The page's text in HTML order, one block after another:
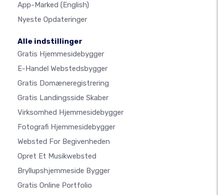
App-Marked (English)
Nyeste Opdateringer
Alle indstillinger
Gratis Hjemmesidebygger
E-Handel Webstedsbygger
Gratis Domæneregistrering
Gratis Landingsside Skaber
Virksomhed Hjemmesidebygger
Fotografi Hjemmesidebygger
Websted For Begivenheden
Opret Et Musikwebsted
Bryllupshjemmeside Bygger
Gratis Online Portfolio